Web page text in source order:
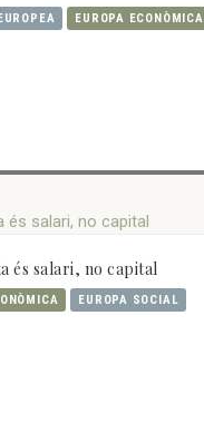
EUROPA ECONÒMICA
és salari, no capital
EUROPA SOCIAL